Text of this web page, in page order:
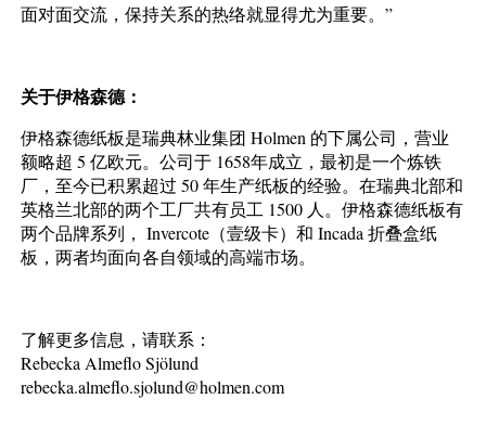
面对面交流，保持关系的热络就显得尤为重要。”
关于伊格森德：
伊格森德纸板是瑞典林业集团 Holmen 的下属公司，营业
额略超 5 亿欧元。公司于 1658年成立，最初是一个炼铁
厂，至今已积累超过 50 年生产纸板的经验。在瑞典北部和
英格兰北部的两个工厂共有员工 1500 人。伊格森德纸板有
两个品牌系列， Invercote（壹级卡）和 Incada 折叠盒纸
板，两者均面向各自领域的高端市场。
了解更多信息，请联系：
Rebecka Almeﬂo Sjölund
rebecka.almeﬂo.sjolund@holmen.com